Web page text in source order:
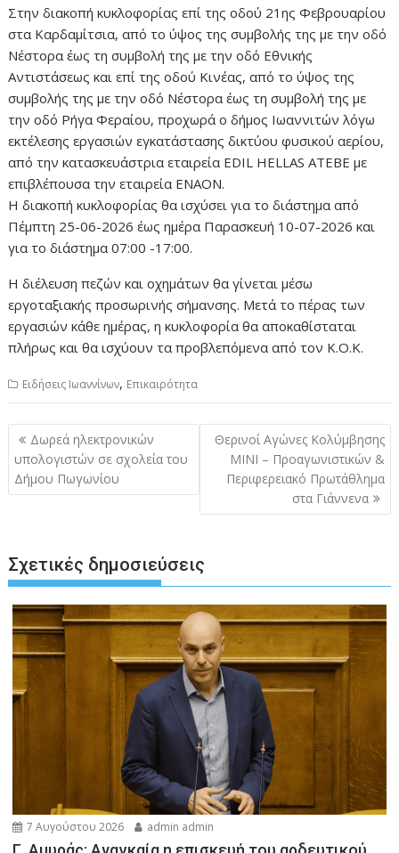
Στην διακοπή κυκλοφορίας επί της οδού 21ης Φεβρουαρίου
στα Καρδαμίτσια, από το ύψος της συμβολής της με την οδό
Νέστορα έως τη συμβολή της με την οδό Εθνικής
Αντιστάσεως και επί της οδού Κινέας, από το ύψος της
συμβολής της με την οδό Νέστορα έως τη συμβολή της με
την οδό Ρήγα Φεραίου, προχωρά ο δήμος Ιωαννιτών λόγω
εκτέλεσης εργασιών εγκατάστασης δικτύου φυσικού αερίου,
από την κατασκευάστρια εταιρεία EDIL HELLAS ATEBE με
επιβλέπουσα την εταιρεία ΕΝΑΟΝ.
Η διακοπή κυκλοφορίας θα ισχύσει για το διάστημα από
Πέμπτη 25-06-2026 έως ημέρα Παρασκευή 10-07-2026 και
για το διάστημα 07:00 -17:00.
Η διέλευση πεζών και οχημάτων θα γίνεται μέσω
εργοταξιακής προσωρινής σήμανσης. Μετά το πέρας των
εργασιών κάθε ημέρας, η κυκλοφορία θα αποκαθίσταται
πλήρως και θα ισχύουν τα προβλεπόμενα από τον Κ.Ο.Κ.
Ειδήσεις Ιωαννίνων, Επικαιρότητα
Πλοήγηση
άρθρων
Δωρεά ηλεκτρονικών
υπολογιστών σε σχολεία του
Δήμου Πωγωνίου
Θερινοί Αγώνες Κολύμβησης
ΜΙΝΙ – Προαγωνιστικών &
Περιφερειακό Πρωτάθλημα
στα Γιάννενα
Σχετικές δημοσιεύσεις
7 Αυγούστου 2026 admin admin